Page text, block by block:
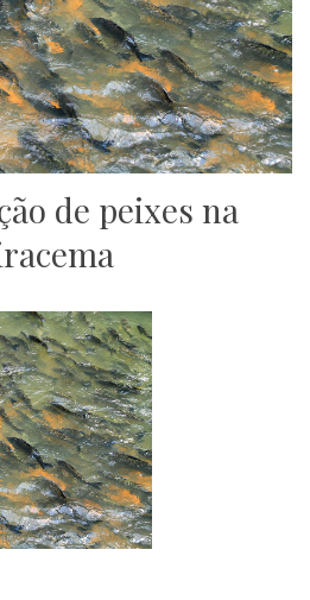
de peixes na